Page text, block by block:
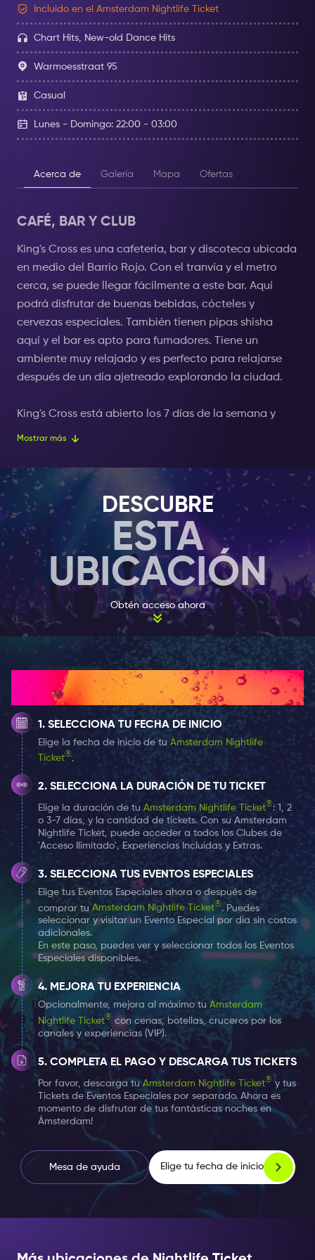
Incluido en el Amsterdam Nightlife Ticket
Chart Hits, New-old Dance Hits
Warmoesstraat 95
Casual
Lunes - Domingo: 22:00 - 03:00
Acerca de Galería Mapa Ofertas
CAFÉ, BAR Y CLUB
King's Cross es una cafetería, bar y discoteca ubicada
en medio del Barrio Rojo. Con el tranvía y el metro
cerca, se puede llegar fácilmente a este bar. Aquí
podrá disfrutar de buenas bebidas, cócteles y
cervezas especiales. También tienen pipas shisha
aquí y el bar es apto para fumadores. Tiene un
ambiente muy relajado y es perfecto para relajarse
después de un día ajetreado explorando la ciudad.
King's Cross está abierto los 7 días de la semana y
cuenta con un equipo apasionado listo para brindarle
por su amable personal que siempre está dispuesto a
charlar. Con vibraciones alternas cada hora, vives
momentos inolvidables y haces nuevas amistades.
CÓCTELES, CÓCTELES, CÓCTELES.
Ven a disfrutar de una bebida aquí y asegúrate de
mostrar tu Nightlife Ticket. ¡Porque con el Amsterdam
Nightlife Ticket recibirás un cóctel gratis con cada
cóctel que pidas!
Elija su billete de 1, 2 o 7 días para la vida nocturna en
Ámsterdam y disfrute de una velada increíble en King's
Cross y muchos otros lugares.
Mostrar más
DESCUBRE
ESTA
UBICACIÓN
Obtén acceso ahora
¿Cómo funciona?
Mesa de ayuda Elige tu fecha de inicio
SELECCIONA TU FECHA DE INICIO
Elige la fecha de inicio de tuAmsterdam Nightlife
Ticket®.
SELECCIONA LA DURACIÓN DE TU TICKET
Elige la duración de tuAmsterdam Nightlife Ticket®: 1, 2
o 3-7 días, y la cantidad de tickets. Con su Amsterdam
Nightlife Ticket, puede acceder a todos los Clubes de
'Acceso Ilimitado', Experiencias Incluidas y Extras.
SELECCIONA TUS EVENTOS ESPECIALES
Elige tus Eventos Especiales ahora o después de
comprar tu Amsterdam Nightlife Ticket®. Puedes
seleccionar y visitar un Evento Especial por día sin costos
adicionales.
En este paso, puedes ver y seleccionar todos los Eventos
Especiales disponibles.
MEJORA TU EXPERIENCIA
Opcionalmente, mejora al máximo tu Amsterdam
Nightlife Ticket® con cenas, botellas, cruceros por los
canales y experiencias (VIP).
COMPLETA EL PAGO Y DESCARGA TUS TICKETS
Por favor, descarga tuAmsterdam Nightlife Ticket® y tus
Tickets de Eventos Especiales por separado. Ahora es
momento de disfrutar de tus fantásticas noches en
Ámsterdam!